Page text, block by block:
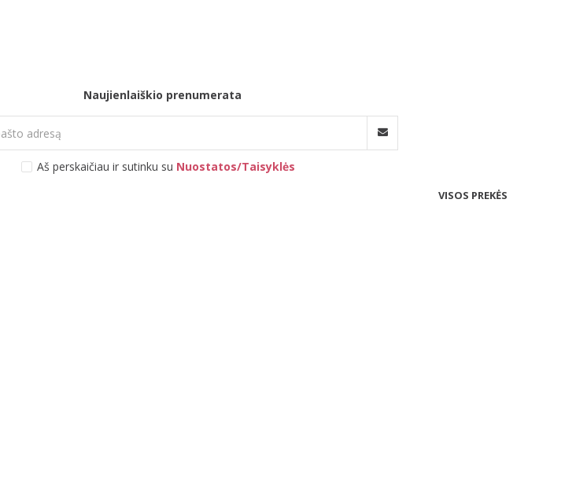
Naujienlaiškio prenumerata
Aš perskaičiau ir sutinku su Nuostatos/Taisyklės
VISOS PREKĖS